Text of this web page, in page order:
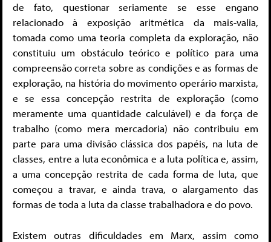
de fato, questionar seriamente se esse engano
relacionado à exposição aritmética da mais-valia,
tomada como uma teoria completa da exploração, não
constituiu um obstáculo teórico e político para uma
compreensão correta sobre as condições e as formas de
exploração, na história do movimento operário marxista,
e se essa concepção restrita de exploração (como
meramente uma quantidade calculável) e da força de
trabalho (como mera mercadoria) não contribuiu em
parte para uma divisão clássica dos papéis, na luta de
classes, entre a luta econômica e a luta política e, assim,
a uma concepção restrita de cada forma de luta, que
começou a travar, e ainda trava, o alargamento das
formas de toda a luta da classe trabalhadora e do povo.
Existem outras dificuldades em Marx, assim como